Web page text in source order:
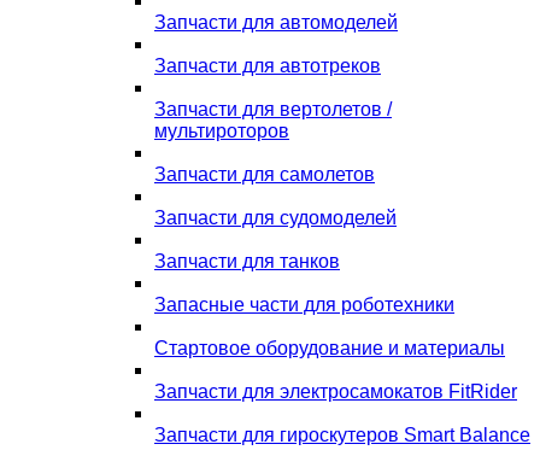
Запчасти для автомоделей
Запчасти для автотреков
Запчасти для вертолетов /
мультироторов
Запчасти для самолетов
Запчасти для судомоделей
Запчасти для танков
Запасные части для роботехники
Стартовое оборудование и материалы
Запчасти для электросамокатов FitRider
Запчасти для гироскутеров Smart Balance